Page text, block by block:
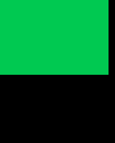
DE